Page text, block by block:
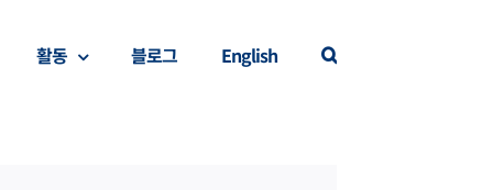
활동 블로그 English